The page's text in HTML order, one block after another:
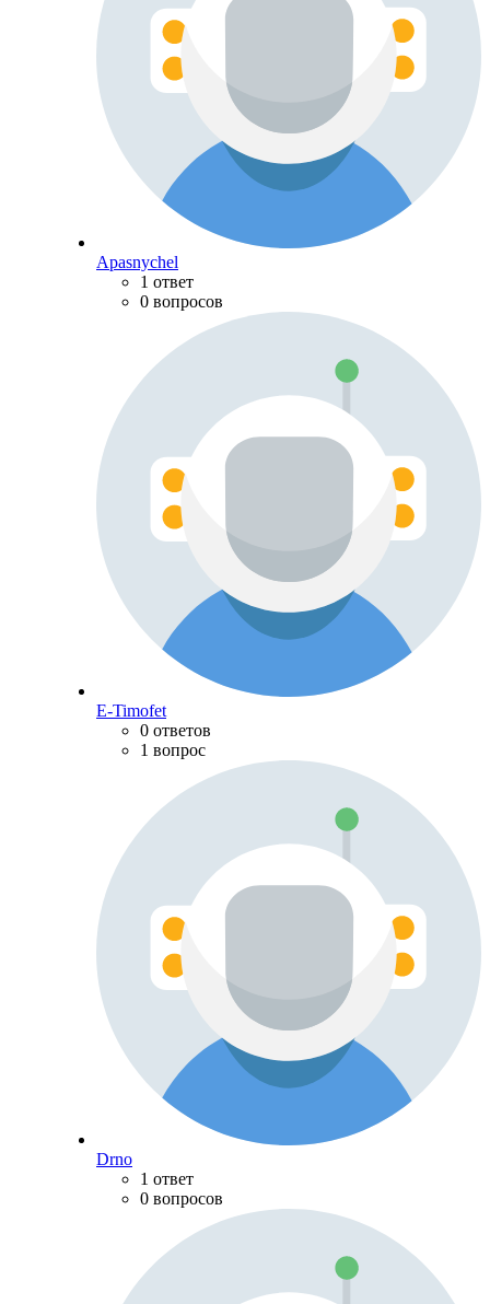
Apasnychel
1 ответ
0 вопросов
E-Timofet
0 ответов
1 вопрос
Drno
1 ответ
0 вопросов